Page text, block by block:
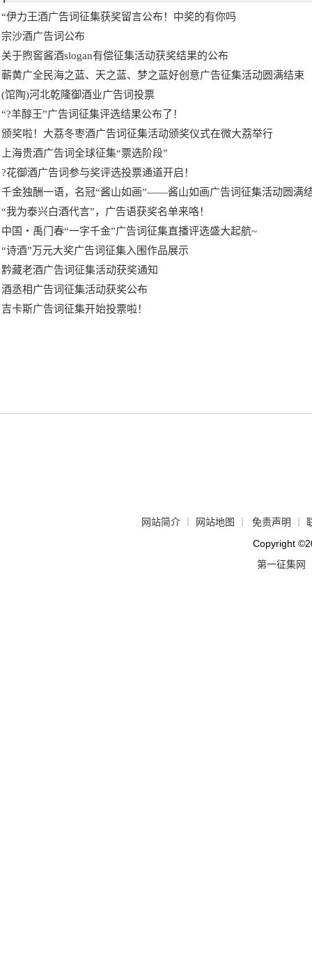
“伊力王酒广告词征集获奖留言公布！中奖的有你吗
宗沙酒广告词公布
关于煦窖酱酒slogan有偿征集活动获奖结果的公布
蕲黄广全民海之蓝、天之蓝、梦之蓝好创意广告征集活动圆满结束
(馆陶)河北乾隆御酒业广告词投票
“?羊醇王”广告词征集评选结果公布了！
颁奖啦！大荔冬枣酒广告词征集活动颁奖仪式在微大荔举行
上海贵酒广告词全球征集“票选阶段”
?花御酒广告词参与奖评选投票通道开启！
千金独酬一语，名冠“酱山如画”――酱山如画广告词征集活动圆满
“我为泰兴白酒代言”，广告语获奖名单来咯！
中国・禹门春“一字千金”广告词征集直播评选盛大起航~
“诗酒”万元大奖广告词征集入围作品展示
黔藏老酒广告词征集活动获奖通知
酒丞相广告词征集活动获奖公布
吉卡斯广告词征集开始投票啦！
网站简介 ┊ 网站地图 ┊ 免责声明 ┊
Copyright ©
第一征集网